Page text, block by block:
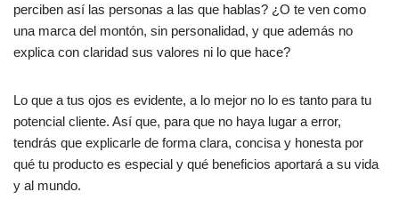
perciben así las personas a las que hablas? ¿O te ven como
una marca del montón, sin personalidad, y que además no
explica con claridad sus valores ni lo que hace?
Lo que a tus ojos es evidente, a lo mejor no lo es tanto para tu
potencial cliente. Así que, para que no haya lugar a error,
tendrás que explicarle de forma clara, concisa y honesta por
qué tu producto es especial y qué beneficios aportará a su vida
y al mundo.